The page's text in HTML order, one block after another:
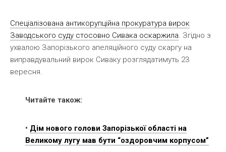
Спеціалізована антикорупційна прокуратура вирок
Заводського суду стосовно Сивака оскаржила. Згідно з
ухвалою Запорізького апеляційного суду скаргу на
виправдувальний вирок Сиваку розглядатимуть 23
вересня.
Читайте також:
• Дім нового голови Запорізької області на
Великому лугу мав бути “оздоровчим корпусом”